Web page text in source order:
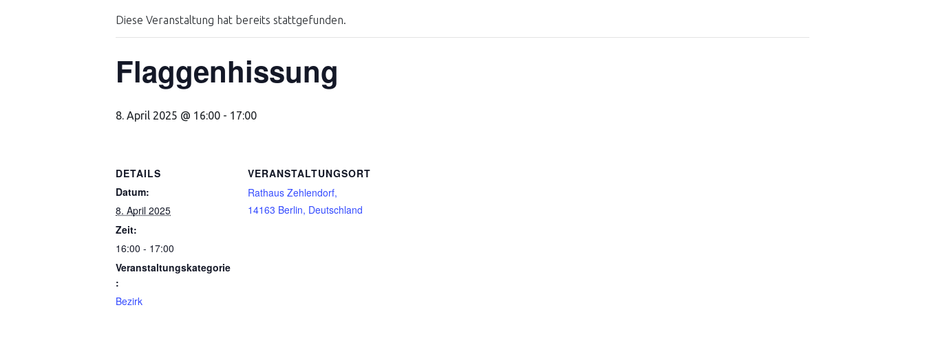
Diese Veranstaltung hat bereits stattgefunden.
Flaggenhissung
8. April 2025 @ 16:00 - 17:00
DETAILS
Datum:
8. April 2025
Zeit:
16:00 - 17:00
Veranstaltungskategorie
:
Bezirk
VERANSTALTUNGSORT
Rathaus Zehlendorf,
14163 Berlin, Deutschland